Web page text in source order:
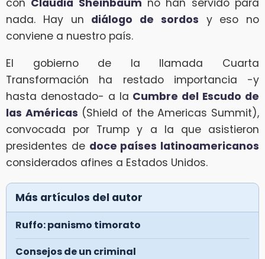
con Claudia Sheinbaum no han servido para
nada. Hay un diálogo de sordos y eso no
conviene a nuestro país.
El gobierno de la llamada Cuarta
Transformación ha restado importancia -y
hasta denostado- a la Cumbre del Escudo de
las Américas (Shield of the Americas Summit),
convocada por Trump y a la que asistieron
presidentes de doce países latinoamericanos
considerados afines a Estados Unidos.
Más artículos del autor
Ruffo: panismo timorato
Consejos de un criminal